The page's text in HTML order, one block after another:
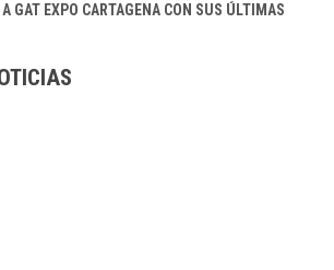
GAT EXPO CARTAGENA CON SUS ÚLTIMAS